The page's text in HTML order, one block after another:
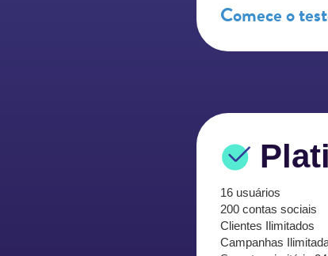
Comece o
16 usuários
200 contas sociais
Clientes Ilimitados
Campanhas